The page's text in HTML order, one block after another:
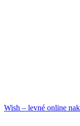
Wish – levné online